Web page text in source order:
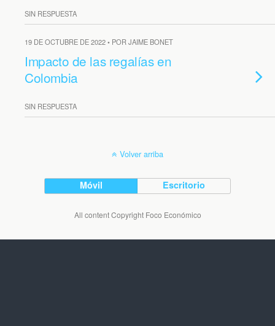
SIN RESPUESTA
19 DE OCTUBRE DE 2022 • POR JAIME BONET
Impacto de las regalías en
Colombia
SIN RESPUESTA
Volver arriba
Móvil Escritorio
All content Copyright Foco Económico